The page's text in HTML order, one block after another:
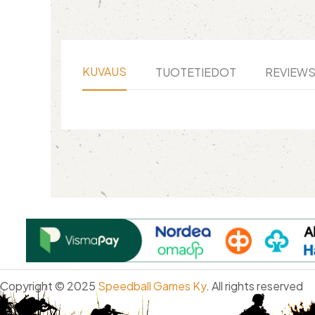
KUVAUS TUOTETIEDOT
Copyright © 2025 Speedball Games Ky. All rights reserved